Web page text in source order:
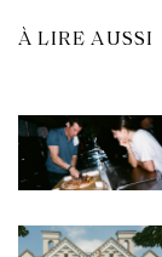
À LIRE AUSSI